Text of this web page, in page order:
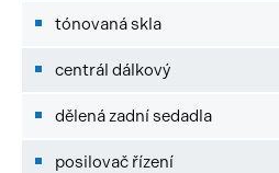
tónovaná skla
centrál dálkový
dělená zadní sedadla
posilovač řízení